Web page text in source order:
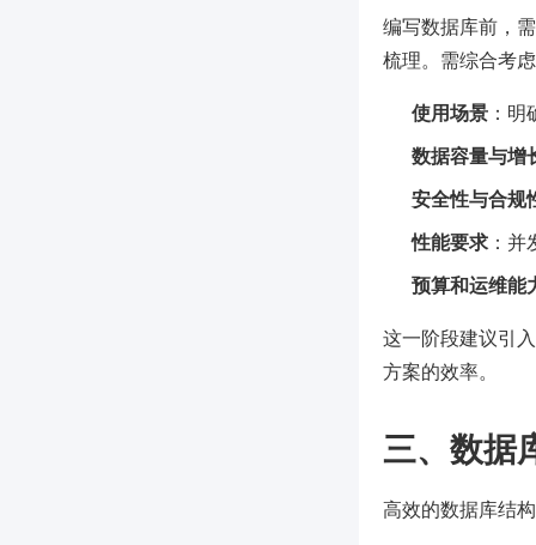
编写数据库前，
梳理。需综合考
使用场景 ：
数据容量与增
安全性与合规
性能要求 ：
预算和运维能
这一阶段建议引
方案的效率。
三、数据
高效的数据库结